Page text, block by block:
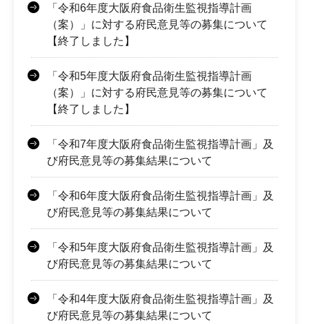
「令和6年度大阪府食品衛生監視指導計画
（案）」に対する府民意見等の募集について
【終了しました】
「令和5年度大阪府食品衛生監視指導計画
（案）」に対する府民意見等の募集について
【終了しました】
「令和7年度大阪府食品衛生監視指導計画」及
び府民意見等の募集結果について
「令和6年度大阪府食品衛生監視指導計画」及
び府民意見等の募集結果について
「令和5年度大阪府食品衛生監視指導計画」及
び府民意見等の募集結果について
「令和4年度大阪府食品衛生監視指導計画」及
び府民意見等の募集結果について